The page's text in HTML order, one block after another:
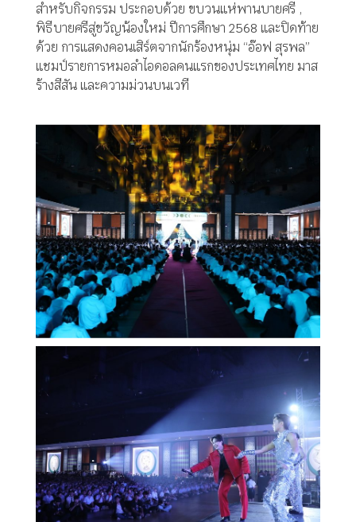
สำหรับกิจกรรม ประกอบด้วย ขบวนแห่พานบายศรี ,
พิธีบายศรีสู่ขวัญน้องใหม่ ปีการศึกษา 2568 และปิดท้าย
ด้วย การแสดงคอนเสิร์ตจากนักร้องหนุ่ม “อ๊อฟ สุรพล”
แชมป์รายการหมอลำไอดอลคนแรกของประเทศไทย มาส
ร้างสีสัน และความม่วนบนเวที